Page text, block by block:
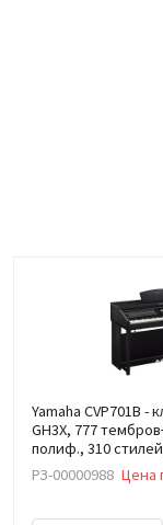
Yamaha CVP701B -
GH3X, 777
полиф., 310
РЗ-00000988 Цена